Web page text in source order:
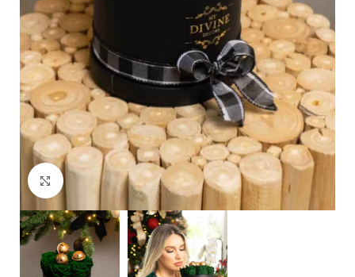
Clic para ampliar